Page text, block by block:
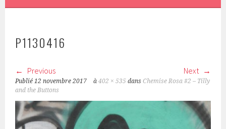
P1130416
Previous Next
Publié12 novembre 2017 à402 × 535 dansChemise Rosa #2 – Tilly
and the Buttons